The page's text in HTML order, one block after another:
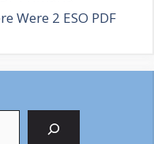
Were 2 ESO PDF